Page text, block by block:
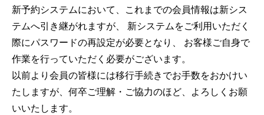
新予約システムにおいて、これまでの会員情報は新シス
テムへ引き継がれますが、 新システムをご利用いただく
際にパスワードの再設定が必要となり、 お客様ご自身で
作業を行っていただく必要がございます。
以前より会員の皆様には移行手続きでお手数をおかけい
たしますが、何卒ご理解・ご協力のほど、よろしくお願
いいたします。